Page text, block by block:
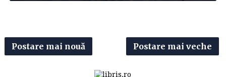
Postare mai nouă Postare mai veche